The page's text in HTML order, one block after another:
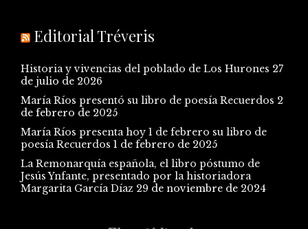
Editorial Tréveris
Historia y vivencias del poblado de Los Hurones 27
de julio de 2026
María Ríos presentó su libro de poesía Recuerdos 2
de febrero de 2025
María Ríos presenta hoy 1 de febrero su libro de
poesía Recuerdos 1 de febrero de 2025
La Remonarquía española, el libro póstumo de
Jesús Ynfante, presentado por la historiadora
Margarita García Díaz 29 de noviembre de 2024